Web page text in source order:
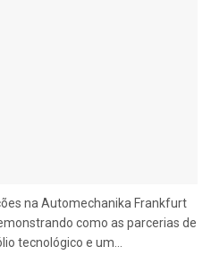
na Automechanika Frankfurt
como as parcerias de
tecnológico e um...